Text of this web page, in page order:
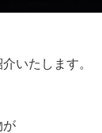
いたします。
が